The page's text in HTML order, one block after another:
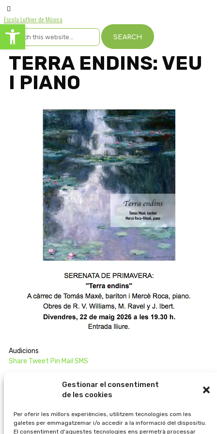
Obre la barra d'eines
Gestionar el consentiment
de les cookies
Per oferir les millors experiències, utilitzem tecnologies com les
galetes per emmagatzemar i/o accedir a la informació del dispositiu.
El consentiment d'aquestes tecnologies ens permetrà processar
Escola Luthier de Música
TERRA ENDINS: VEU
I PIANO
Audicions
Share Tweet Pin Mail SMS
A càrrec de Tomás Maxé, baríton i Mercè Roca, piano.
Divendres, 22 de maig 2026 a les 19.30 h.